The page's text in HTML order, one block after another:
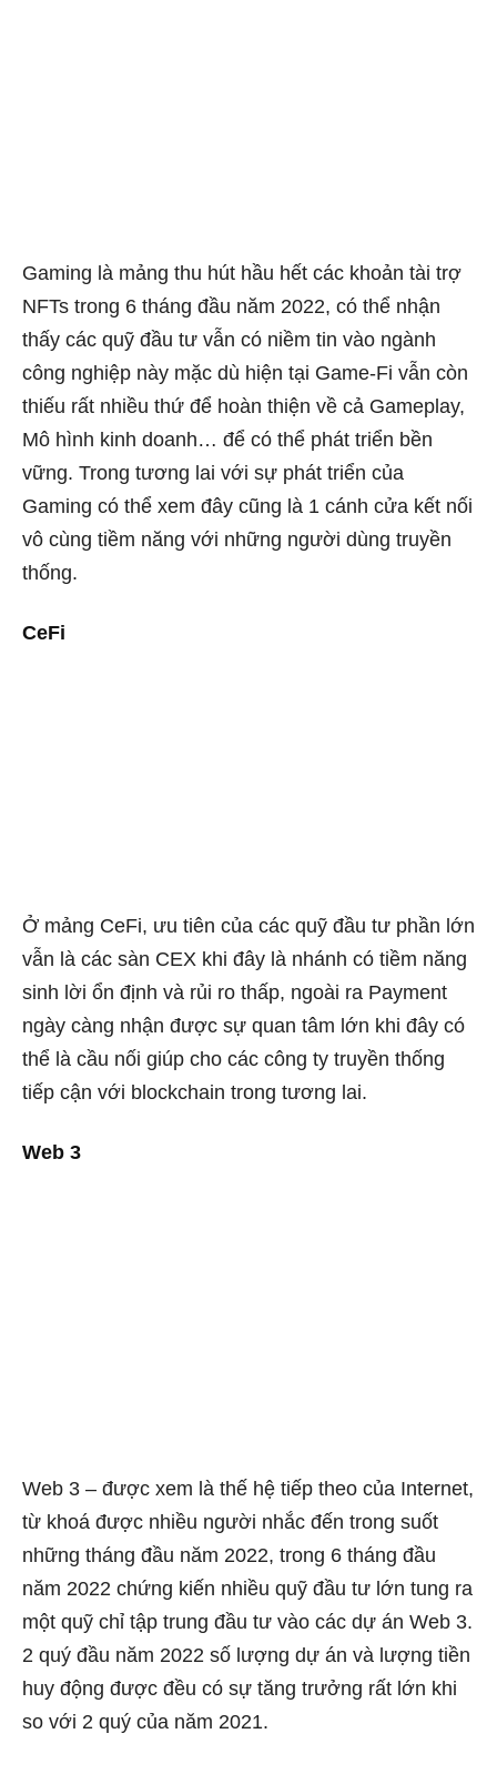
Gaming là mảng thu hút hầu hết các khoản tài trợ
NFTs trong 6 tháng đầu năm 2022, có thể nhận
thấy các quỹ đầu tư vẫn có niềm tin vào ngành
công nghiệp này mặc dù hiện tại Game-Fi vẫn còn
thiếu rất nhiều thứ để hoàn thiện về cả Gameplay,
Mô hình kinh doanh… để có thể phát triển bền
vững. Trong tương lai với sự phát triển của
Gaming có thể xem đây cũng là 1 cánh cửa kết nối
vô cùng tiềm năng với những người dùng truyền
thống.
CeFi
Ở mảng CeFi, ưu tiên của các quỹ đầu tư phần lớn
vẫn là các sàn CEX khi đây là nhánh có tiềm năng
sinh lời ổn định và rủi ro thấp, ngoài ra Payment
ngày càng nhận được sự quan tâm lớn khi đây có
thể là cầu nối giúp cho các công ty truyền thống
tiếp cận với blockchain trong tương lai.
Web 3
Web 3 – được xem là thế hệ tiếp theo của Internet,
từ khoá được nhiều người nhắc đến trong suốt
những tháng đầu năm 2022, trong 6 tháng đầu
năm 2022 chứng kiến nhiều quỹ đầu tư lớn tung ra
một quỹ chỉ tập trung đầu tư vào các dự án Web 3.
2 quý đầu năm 2022 số lượng dự án và lượng tiền
huy động được đều có sự tăng trưởng rất lớn khi
so với 2 quý của năm 2021.